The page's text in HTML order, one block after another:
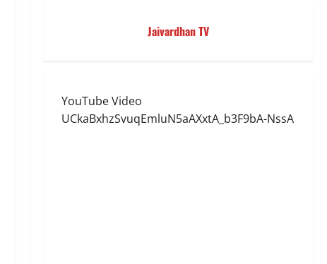
Jaivardhan TV
YouTube Video
UCkaBxhzSvuqEmluN5aAXxtA_b3F9bA-NssA